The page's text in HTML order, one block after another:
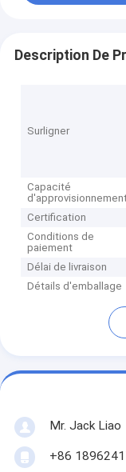
Description De
Surligner
Capacité
Certification
Conditions de
paiement
Délai de livraison
Détails d'emballage
Mr. Jack Liao
+86